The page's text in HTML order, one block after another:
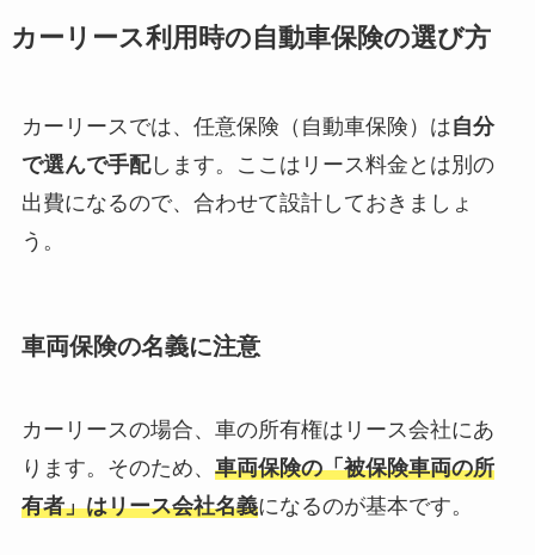
カーリース利用時の自動車保険の選び方
カーリースでは、任意保険（自動車保険）は自分
で選んで手配します。ここはリース料金とは別の
出費になるので、合わせて設計しておきましょ
う。
車両保険の名義に注意
カーリースの場合、車の所有権はリース会社にあ
ります。そのため、 車両保険の「被保険車両の所
有者」はリース会社名義になるのが基本です。